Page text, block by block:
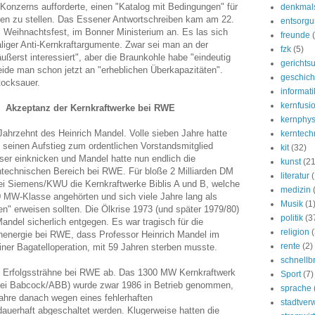
aufforderte, einen "Katalog mit Bedingungen" für
zu stellen. Das Essener Antwortschreiben kam am 22.
Weihnachtsfest, im Bonner Ministerium an. Es las sich
Anti-Kernkraftargumente. Zwar sei man an der
interessiert", aber die Braunkohle habe "eindeutig
man schon jetzt an "erheblichen Überkapazitäten".
der Kernkraftwerke bei RWE
des Heinrich Mandel. Volle sieben Jahre hatte
Aufstieg zum ordentlichen Vorstandsmitglied
einknicken und Mandel hatte nun endlich die
Bereich bei RWE. Für bloße 2 Milliarden DM
Siemens/KWU die Kernkraftwerke Biblis A und B, welche
Klasse angehörten und sich viele Jahre lang als
erweisen sollten. Die Ölkrise 1973 (und später 1979/80)
sicherlich entgegen. Es war tragisch für die
bei RWE, dass Professor Heinrich Mandel im
Bagatelloperation, mit 59 Jahren sterben musste.
bei RWE ab. Das 1300 MW Kernkraftwerk
Babcock/ABB) wurde zwar 1986 in Betrieb genommen,
danach wegen eines fehlerhaften
abgeschaltet werden. Klugerweise hatten die
freunde
fzk (5)
kit (32)
kunst
literatur
medizin
Musik (1)
politik
religion
rente (2)
Sport (7)
sprache